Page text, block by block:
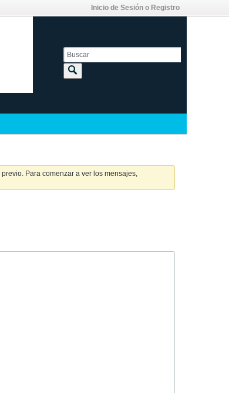
Inicio de Sesión o Registro
Para comenzar a ver los mensajes,